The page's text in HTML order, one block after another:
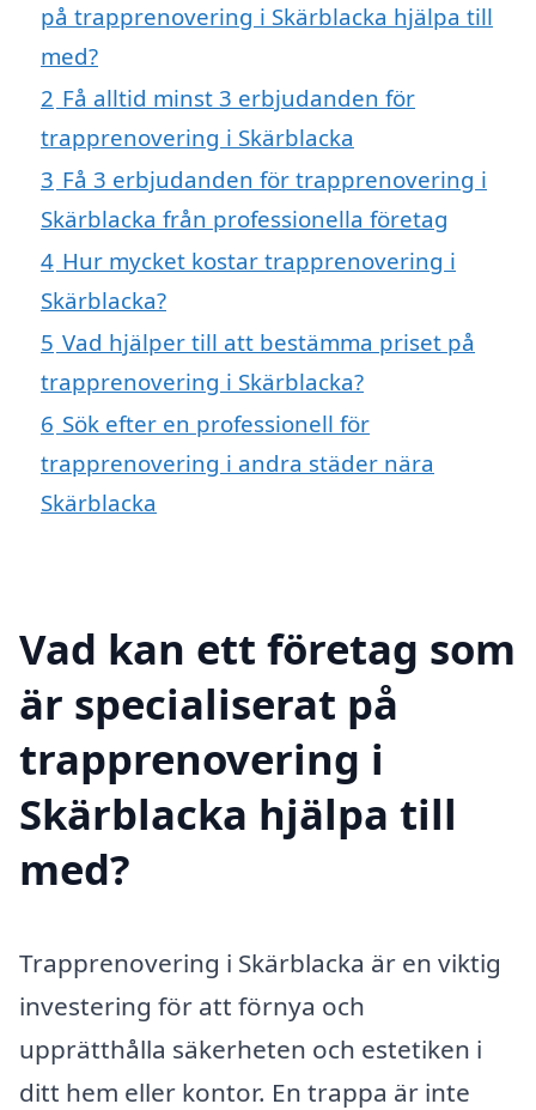
på trapprenovering i Skärblacka hjälpa till
med?
2 Få alltid minst 3 erbjudanden för
trapprenovering i Skärblacka
3 Få 3 erbjudanden för trapprenovering i
Skärblacka från professionella företag
4 Hur mycket kostar trapprenovering i
Skärblacka?
5 Vad hjälper till att bestämma priset på
trapprenovering i Skärblacka?
6 Sök efter en professionell för
trapprenovering i andra städer nära
Skärblacka
Vad kan ett företag som
är specialiserat på
trapprenovering i
Skärblacka hjälpa till
med?
Trapprenovering i Skärblacka är en viktig
investering för att förnya och
upprätthålla säkerheten och estetiken i
ditt hem eller kontor. En trappa är inte